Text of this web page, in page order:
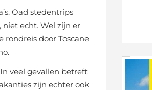
Oad stedentrips
echt. Wel zijn er
rondreis door Toscane
veel gevallen betreft
zijn echter ook